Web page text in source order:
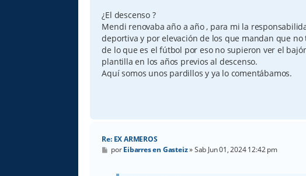
¿El descenso ?
Mendi renovaba año a año , para mi la
deportiva y por elevación de los que mandan que
de lo que es el fútbol por eso no supieron ver el
plantilla en los años previos al descenso.
Aquí somos unos pardillos y ya lo comentábamos.
Re: EX ARMEROS
M
e
porEibarres en Gasteiz»Sab Jun 01, 2024 12:42 pm